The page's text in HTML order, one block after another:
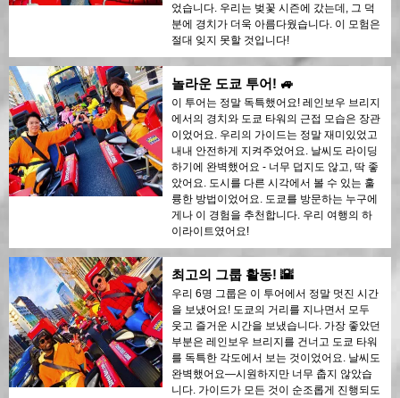
었습니다. 우리는 벚꽃 시즌에 갔는데, 그 덕
분에 경치가 더욱 아름다웠습니다. 이 모험은
절대 잊지 못할 것입니다!
놀라운 도쿄 투어! 🚙
이 투어는 정말 독특했어요! 레인보우 브리지
에서의 경치와 도쿄 타워의 근접 모습은 장관
이었어요. 우리의 가이드는 정말 재미있었고
내내 안전하게 지켜주었어요. 날씨도 라이딩
하기에 완벽했어요 - 너무 덥지도 않고, 딱 좋
았어요. 도시를 다른 시각에서 볼 수 있는 훌
륭한 방법이었어요. 도쿄를 방문하는 누구에
게나 이 경험을 추천합니다. 우리 여행의 하
이라이트였어요!
최고의 그룹 활동! 🌇
우리 6명 그룹은 이 투어에서 정말 멋진 시간
을 보냈어요! 도쿄의 거리를 지나면서 모두
웃고 즐거운 시간을 보냈습니다. 가장 좋았던
부분은 레인보우 브리지를 건너고 도쿄 타워
를 독특한 각도에서 보는 것이었어요. 날씨도
완벽했어요—시원하지만 너무 춥지 않았습
니다. 가이드가 모든 것이 순조롭게 진행되도